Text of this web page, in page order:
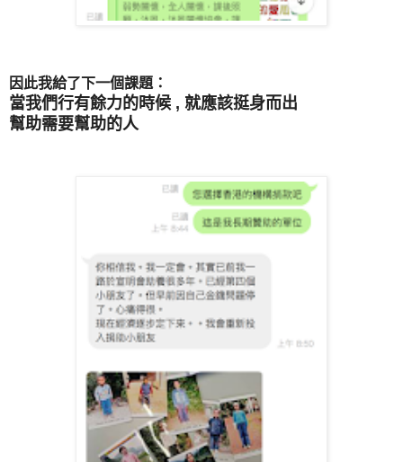
因此我給了下一個課題：
當我們行有餘力的時候 , 就應該挺身而出
幫助需要幫助的人